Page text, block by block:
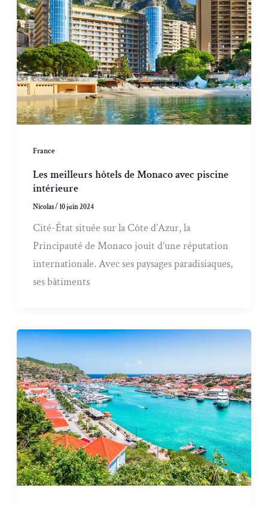
France
Les meilleurs hôtels de Monaco avec piscine
intérieure
Nicolas/10 juin 2024
Cité-État située sur la Côte d’Azur, la
Principauté de Monaco jouit d’une réputation
internationale. Avec ses paysages paradisiaques,
ses bâtiments